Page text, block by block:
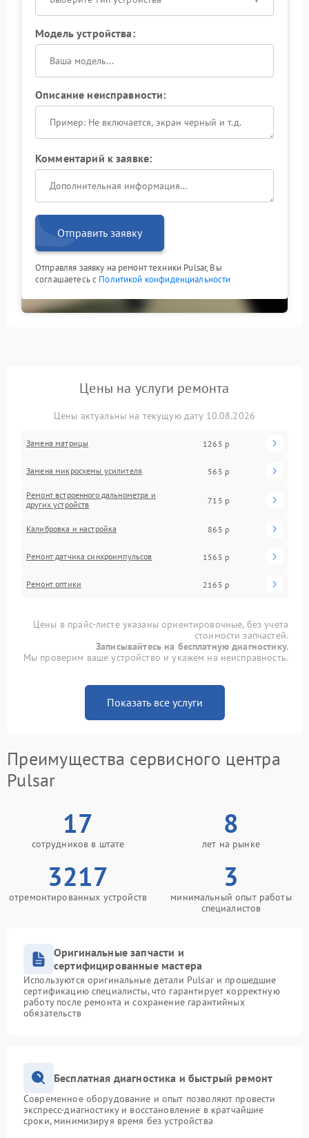
Модель устройства:
Описание неисправности:
Комментарий к заявке:
Отправить заявку
Отправляя заявку на ремонт техники Pulsar, Вы
соглашаетесь с Политикой конфиденциальности
Цены на услуги ремонта
Цены актуальны на текущую дату 10.08.2026
Замена матрицы 1265 р
Замена микросхемы усилителя 565 р
Ремонт встроенного дальнометра и
других устройств
715 р
Калибровка и настройка 865 р
Ремонт датчика синхроимпульсов 1565 р
Ремонт оптики 2165 р
Цены в прайс-листе указаны ориентировочные, без учета
стоимости запчастей.
Записывайтесь на бесплатную диагностику.
Мы проверим ваше устройство и укажем на неисправность.
Показать все услуги
Преимущества сервисного центра
Pulsar
17
сотрудников в штате
8
лет на рынке
3217
отремонтированных устройств
3
минимальный опыт работы
специалистов
Оригинальные запчасти и
сертифицированные мастера
Используются оригинальные детали Pulsar и прошедшие
сертификацию специалисты, что гарантирует корректную
работу после ремонта и сохранение гарантийных
обязательств
Бесплатная диагностика и быстрый ремонт
Современное оборудование и опыт позволяют провести
экспресс-диагностику и восстановление в кратчайшие
сроки, минимизируя время без устройства